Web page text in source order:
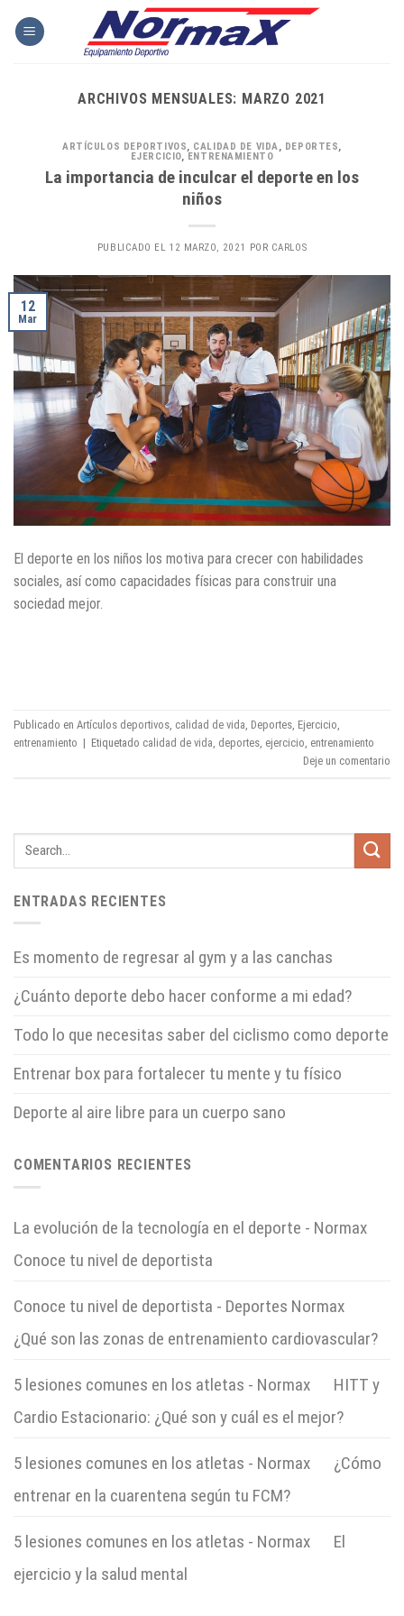
ARCHIVOS MENSUALES: MARZO 2021
ARTÍCULOS DEPORTIVOS, CALIDAD DE VIDA, DEPORTES,
EJERCICIO, ENTRENAMIENTO
La importancia de inculcar el deporte en los
niños
PUBLICADO EL 12 MARZO, 2021 POR CARLOS
12
Mar
El deporte en los niños los motiva para crecer con habilidades
sociales, así como capacidades físicas para construir una
sociedad mejor.
Publicado en Artículos deportivos calidad de vida Deportes Ejercicio
entrenamiento | Etiquetado calidad de vida deportes ejercicio entrenamiento
Deje un comentario
ENTRADAS RECIENTES
Es momento de regresar al gym y a las canchas
¿Cuánto deporte debo hacer conforme a mi edad?
Todo lo que necesitas saber del ciclismo como deporte
Entrenar box para fortalecer tu mente y tu físico
Deporte al aire libre para un cuerpo sano
COMENTARIOS RECIENTES
La evolución de la tecnología en el deporte - Normax
Conoce tu nivel de deportista
Conoce tu nivel de deportista - Deportes Normax
¿Qué son las zonas de entrenamiento cardiovascular?
5 lesiones comunes en los atletas - Normax
HITT y
Cardio Estacionario: ¿Qué son y cuál es el mejor?
5 lesiones comunes en los atletas - Normax
¿Cómo
entrenar en la cuarentena según tu FCM?
5 lesiones comunes en los atletas - Normax
El
ejercicio y la salud mental